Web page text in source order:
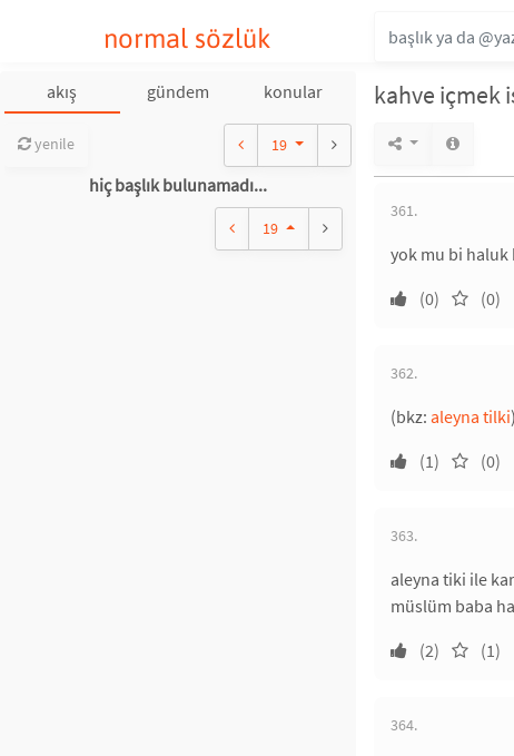
normal sözlük
akış gündem konular
yenile 19
hiç başlık bulunamadı...
19
kahve içmek
361.
yok mu bi haluk
(0)
(0)
362.
(bkz: aleyna tilki
(1)
(0)
363.
aleyna tiki ile
müslüm baba
(2)
(1)
364.